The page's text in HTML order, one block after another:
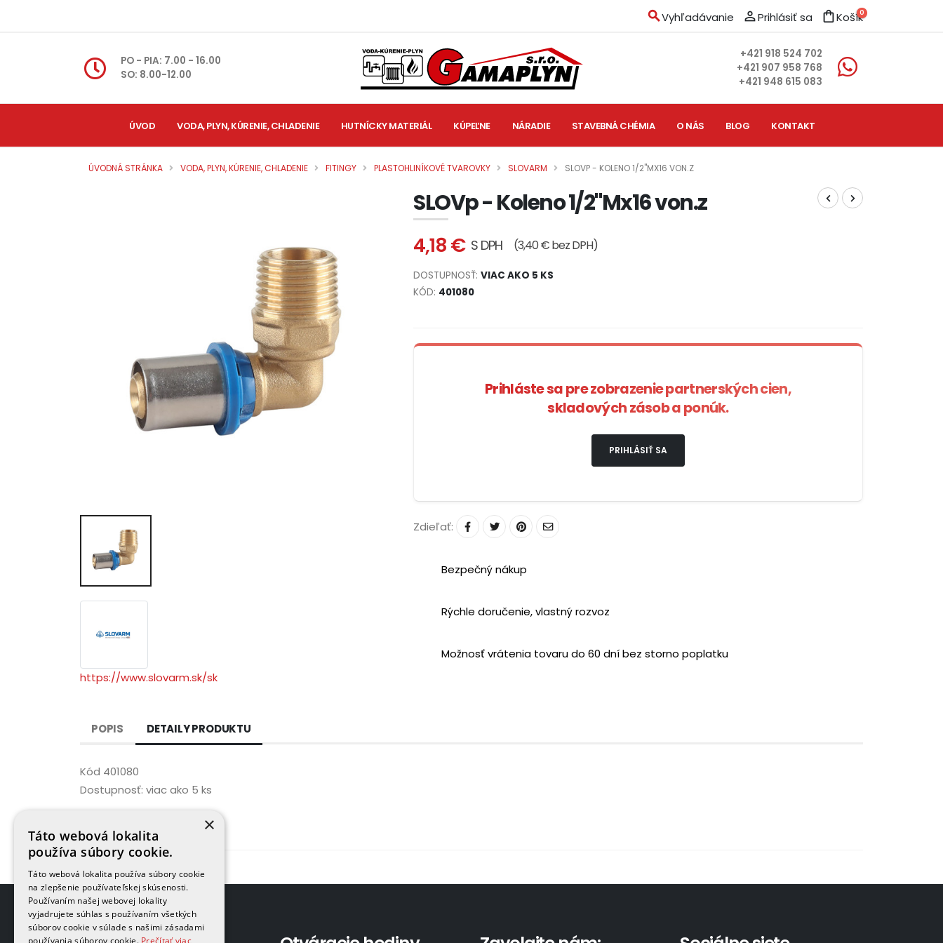
searchVyhľadávanie person_outlinePrihlásiť sa shopping_bagKošík0
PO - PIA: 7.00 - 16.00
SO: 8.00-12.00
+421 918 524 702
+421 907 958 768
+421 948 615 083
ÚVOD VODA, PLYN, KÚRENIE, CHLADENIE HUTNÍCKY MATERIÁL KÚPEĽNE NÁRADIE STAVEBNÁ CHÉMIA O NÁS BLOG KONTAKT
ÚVODNÁ STRÁNKA VODA, PLYN, KÚRENIE, CHLADENIE FITINGY PLASTOHLINÍKOVÉ TVAROVKY SLOVARM SLOVP - KOLENO 1/2"MX16 VON.Z
https://www.slovarm.sk/sk
SLOVp - Koleno 1/2"Mx16 von.z
4,18 € S DPH (3,40 € bez DPH)
DOSTUPNOSŤ: VIAC AKO 5 KS
KÓD: 401080
Prihláste sa pre zobrazenie partnerských cien,
skladových zásob a ponúk.
PRIHLÁSIŤ SA
Zdieľať:
Bezpečný nákup
Rýchle doručenie, vlastný rozvoz
Možnosť vrátenia tovaru do 60 dní bez storno poplatku
POPIS DETAILY PRODUKTU
Kód 401080
Dostupnosť: viac ako 5 ks
×
Táto webová lokalita
používa súbory cookie.
Táto webová lokalita používa súbory cookie
na zlepšenie používateľskej skúsenosti.
Používaním našej webovej lokality
vyjadrujete súhlas s používaním všetkých
súborov cookie v súlade s našimi zásadami
používania súborov cookie. Prečítať viac